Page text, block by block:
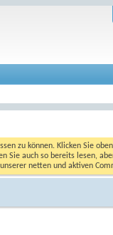
zu können. Klicken Sie
Sie auch so bereits lesen,
netten und aktiven